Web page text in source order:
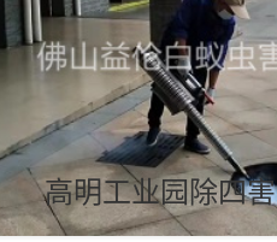
高明工业园除四害